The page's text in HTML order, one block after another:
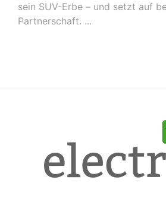
sein SUV-Erbe – und setzt auf
Partnerschaft. ...